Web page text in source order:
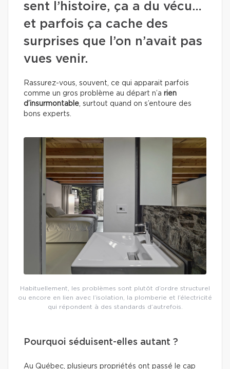
sent l’histoire, ça a du vécu…
et parfois ça cache des
surprises que l’on n’avait pas
vues venir.
Rassurez-vous, souvent, ce qui apparait parfois
comme un gros problème au départ n’a rien
d’insurmontable, surtout quand on s’entoure des
bons experts.
Habituellement, les problèmes sont plutôt d’ordre structurel
ou encore en lien avec l’isolation, la plomberie et l’électricité
qui répondent à des standards d’autrefois.
Pourquoi séduisent-elles autant ?
Au Québec, plusieurs propriétés ont passé le cap